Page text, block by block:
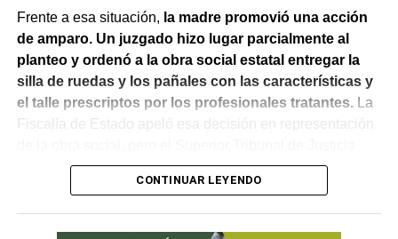
Frente a esa situación, la madre promovió una acción
de amparo. Un juzgado hizo lugar parcialmente al
planteo y ordenó a la obra social estatal entregar la
silla de ruedas y los pañales con las características y
el talle prescriptos por los profesionales tratantes.La
Fiscalía de Estado apeló esa decisión en representación
confirmó el fallo.
CONTINUAR LEYENDO